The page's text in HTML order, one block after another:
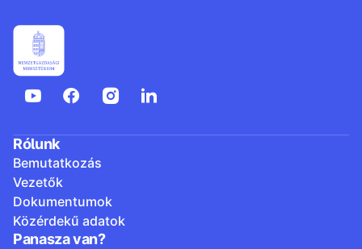
Rólunk
Bemutatkozás
Vezetők
Dokumentumok
Közérdekű adatok
Panasza van?